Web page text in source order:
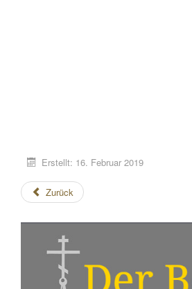
Erstellt: 16. Februar 2019
Zurück